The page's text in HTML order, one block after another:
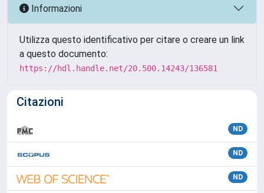
Informazioni
Utilizza questo identificativo per citare o creare un link
a questo documento:
https://hdl.handle.net/20.500.14243/136581
Citazioni
ND
ND
ND